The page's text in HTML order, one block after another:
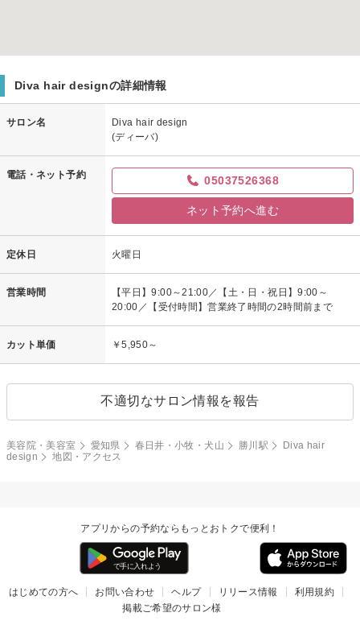
Diva hair designの詳細情報
サロン名
Diva hair design
(ディーバ)
電話・ネット予約 05037526368
ネット予約へ進む
定休日 火曜日
営業時間
【平日】9:00～21:00／【土・日・祝日】9:00～
20:00／【受付時間】営業終了時間の2時間前まで
カット単価 ￥5,950～
不適切なサロン情報を報告
美容院・美容室 愛知県 春日井・小牧・犬山 勝川駅
Diva hair
design
地図・アクセス
アプリからの予約ならもっとおトクで便利！
はじめての方へ お問い合わせ ヘルプ リリース情報
利用規約
掲載ご希望のサロン様